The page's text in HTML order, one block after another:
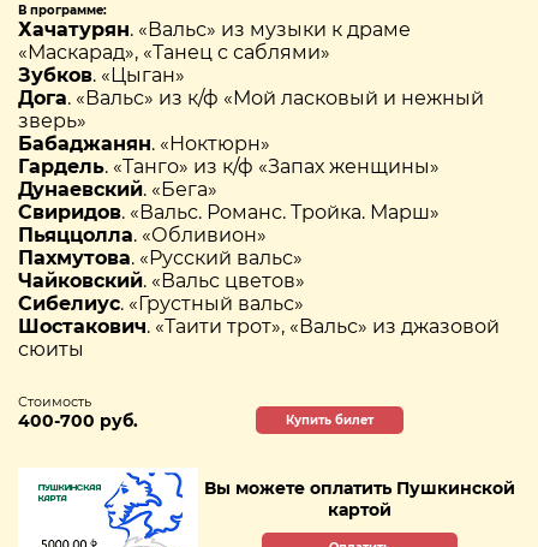
В программе:
Хачатурян. «Вальс» из музыки к драме
«Маскарад», «Танец с саблями»
Зубков. «Цыган»
Дога. «Вальс» из к/ф «Мой ласковый и нежный
зверь»
Бабаджанян. «Ноктюрн»
Гардель. «Танго» из к/ф «Запах женщины»
Дунаевский. «Бега»
Свиридов. «Вальс. Романс. Тройка. Марш»
Пьяццолла. «Обливион»
Пахмутова. «Русский вальс»
Чайковский. «Вальс цветов»
Сибелиус. «Грустный вальс»
Шостакович. «Таити трот», «Вальс» из джазовой
сюиты
Стоимость
400-700 руб. Купить билет
Вы можете оплатить Пушкинской
картой